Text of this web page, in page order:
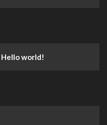
Hello world!